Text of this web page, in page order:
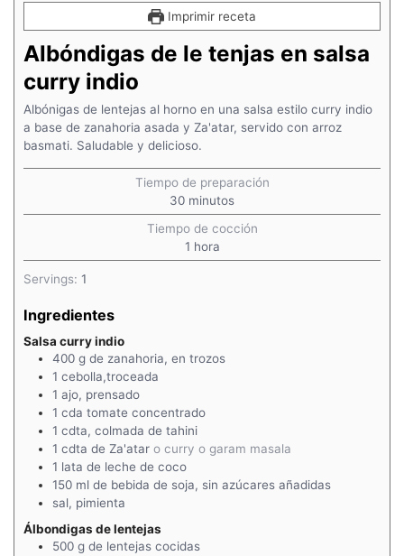
Imprimir receta
Albóndigas de le tenjas en salsa
curry indio
Albónigas de lentejas al horno en una salsa estilo curry indio
a base de zanahoria asada y Za'atar, servido con arroz
basmati. Saludable y delicioso.
Tiempo de preparación
30minutos
minutos
Tiempo de cocción
1hora
hora
Servings: 1
Ingredientes
Salsa curry indio
400 g de zanahoria, en trozos
1 cebolla,troceada
1 ajo, prensado
1 cda tomate concentrado
1 cdta, colmada de tahini
1 cdta de Za'atar o curry o garam masala
1 lata de leche de coco
150 ml de bebida de soja, sin azúcares añadidas
sal, pimienta
Álbondigas de lentejas
500 g de lentejas cocidas